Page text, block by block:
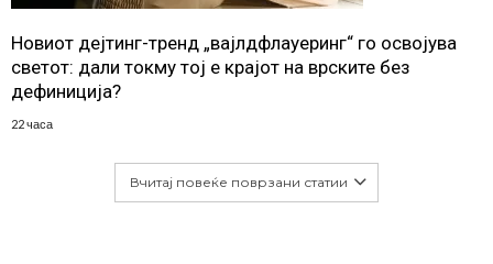
Новиот дејтинг-тренд „вајлдфлауеринг“ го освојува
светот: дали токму тој е крајот на врските без
дефиниција?
22 часа
Вчитај повеќе поврзани статии